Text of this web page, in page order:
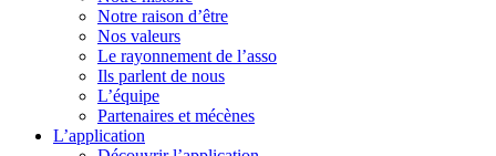
Notre raison d’être
Nos valeurs
Le rayonnement de l’asso
Ils parlent de nous
L’équipe
Partenaires et mécènes
L’application